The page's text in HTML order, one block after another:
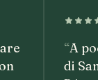
“A
di